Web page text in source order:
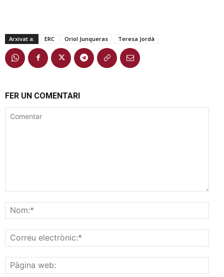
Arxivat a: ERC Oriol Junqueras Teresa Jordà
FER UN COMENTARI
web: